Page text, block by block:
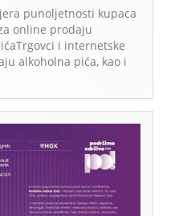
punoljetnosti kupaca
online prodaju
i internetske
alkoholna pića, kao i